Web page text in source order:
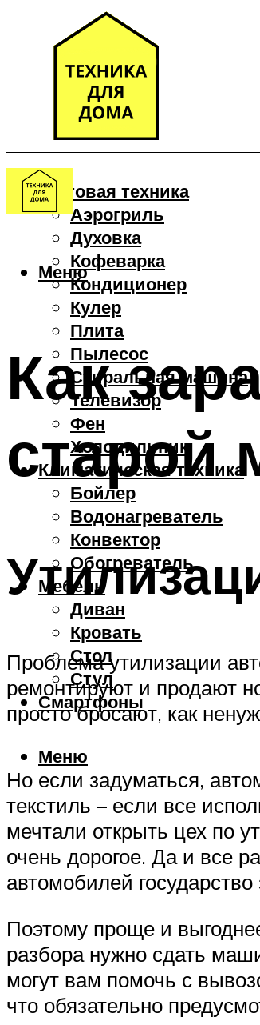
Бытовая техника
Аэрогриль
Духовка
Кофеварка
Кондиционер
Кулер
Плита
Пылесос
Стиральная машина
Телевизор
Фен
Холодильник
Климатическая техника
Бойлер
Водонагреватель
Конвектор
Обогреватель
Мебель
Диван
Кровать
Стол
Стул
Смартфоны
Меню
Меню
Как
старой
Проблема утилизации
ремонтируют и продают
просто бросают, как
Но если задуматься,
текстиль – если все
мечтали открыть цех по
очень дорогое. Да и все
автомобилей
Поэтому проще и
разбора нужно сдать
могут вам помочь с
что обязательно